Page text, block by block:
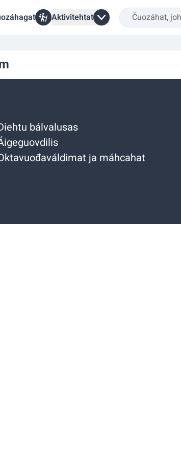
Aktivitehtat
bálvalusas
ja máhcahat